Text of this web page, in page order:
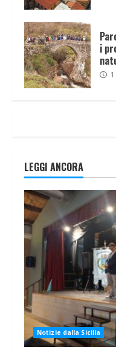
i
LEGGI ANCORA
Notizie dalla Sicilia